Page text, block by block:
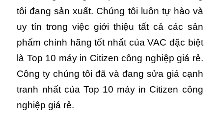
tôi đang sản xuất. Chúng tôi luôn tự hào và
uy tín trong việc giới thiệu tất cả các sản
phẩm chính hãng tốt nhất của VAC đặc biệt
là Top 10 máy in Citizen công nghiệp giá rẻ.
Công ty chúng tôi đã và đang sửa giá cạnh
tranh nhất của Top 10 máy in Citizen công
nghiệp giá rẻ.